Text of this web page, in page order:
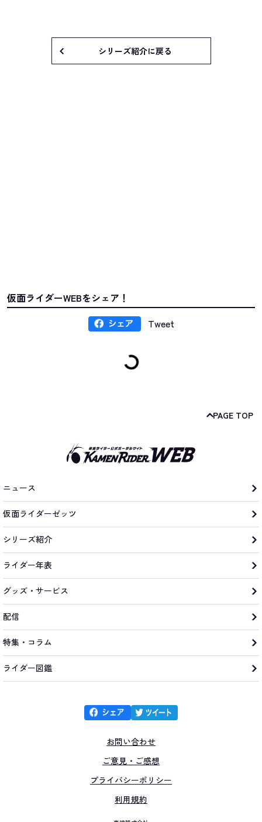
シリーズ紹介に戻る
仮面ライダーWEBをシェア！
Tweet
PAGE TOP
ニュース
仮面ライダーゼッツ
シリーズ紹介
ライダー年表
グッズ・サービス
配信
特集・コラム
ライダー図鑑
お問い合わせ
ご意見・ご感想
プライバシーポリシー
利用規約